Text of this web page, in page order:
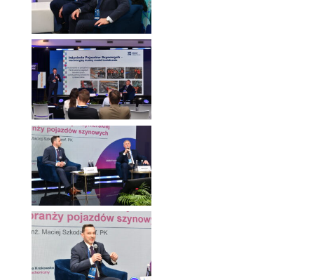
Forum Ekonomiczne
2025
Forum Ekonomiczne
2025
Forum Ekonomiczne
2025
Forum Ekonomiczne